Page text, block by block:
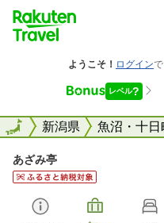
全国新潟県 魚沼・十
全国
あざみ亭